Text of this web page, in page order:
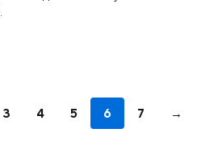
3 4 5 6 7 →